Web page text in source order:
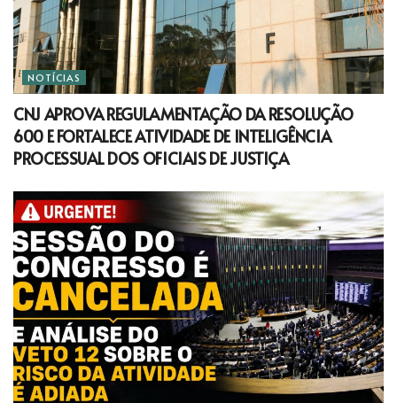
NOTÍCIAS
CNJ APROVA REGULAMENTAÇÃO DA RESOLUÇÃO
600 E FORTALECE ATIVIDADE DE INTELIGÊNCIA
PROCESSUAL DOS OFICIAIS DE JUSTIÇA